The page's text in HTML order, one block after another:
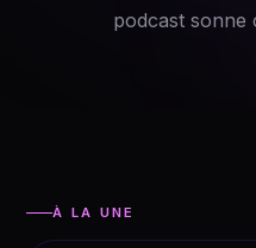
podcast sonne
À LA UNE